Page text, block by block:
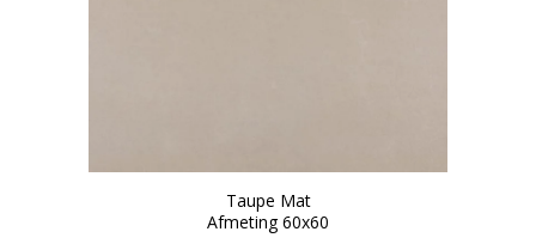
Taupe Mat
Afmeting 60x60